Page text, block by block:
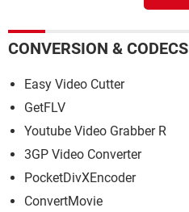
CONVERSION & CODECS
Easy Video Cutter
GetFLV
Youtube Video Grabber R
3GP Video Converter
PocketDivXEncoder
ConvertMovie